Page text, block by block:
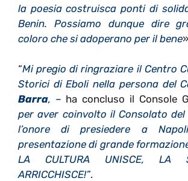
la poesia costruisca ponti di
Benin. Possiamo dunque dire
coloro che si adoperano per il bene
“Mi pregio di ringraziare il Centro
Storici di Eboli nella persona del
Barra, – ha concluso il Console
per aver coinvolto il Consolato del
l’onore di presiedere a
presentazione di grande
LA CULTURA UNISCE, LA
ARRICCHISCE!”.